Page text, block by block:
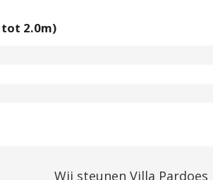
2.0m)
Wij steunen Villa Pardoes